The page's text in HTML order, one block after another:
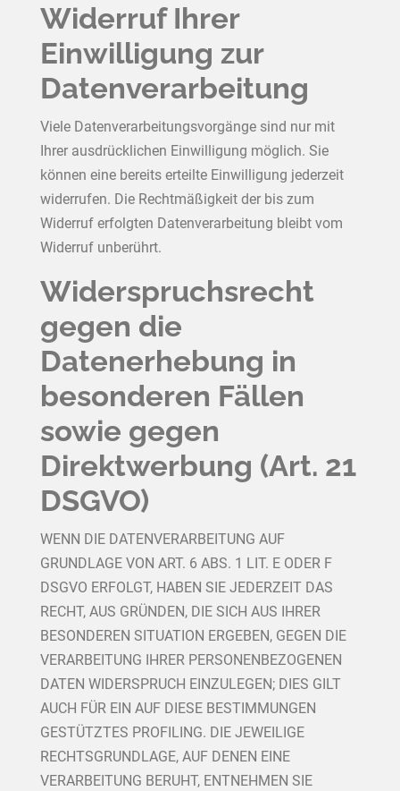
Widerruf Ihrer
Einwilligung zur
Datenverarbeitung
Viele Datenverarbeitungsvorgänge sind nur mit
Ihrer ausdrücklichen Einwilligung möglich. Sie
können eine bereits erteilte Einwilligung jederzeit
widerrufen. Die Rechtmäßigkeit der bis zum
Widerruf erfolgten Datenverarbeitung bleibt vom
Widerruf unberührt.
Widerspruchsrecht
gegen die
Datenerhebung in
besonderen Fällen
sowie gegen
Direktwerbung (Art. 21
DSGVO)
WENN DIE DATENVERARBEITUNG AUF
GRUNDLAGE VON ART. 6 ABS. 1 LIT. E ODER F
DSGVO ERFOLGT, HABEN SIE JEDERZEIT DAS
RECHT, AUS GRÜNDEN, DIE SICH AUS IHRER
BESONDEREN SITUATION ERGEBEN, GEGEN DIE
VERARBEITUNG IHRER PERSONENBEZOGENEN
DATEN WIDERSPRUCH EINZULEGEN; DIES GILT
AUCH FÜR EIN AUF DIESE BESTIMMUNGEN
GESTÜTZTES PROFILING. DIE JEWEILIGE
RECHTSGRUNDLAGE, AUF DENEN EINE
VERARBEITUNG BERUHT, ENTNEHMEN SIE